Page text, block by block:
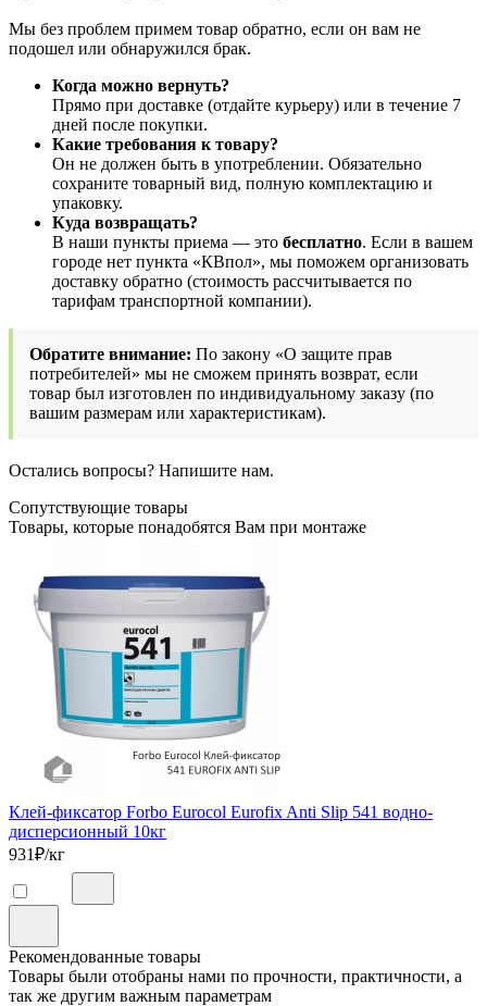
Мы без проблем примем товар обратно, если он вам не
подошел или обнаружился брак.
Когда можно вернуть?
Прямо при доставке (отдайте курьеру) или в течение 7
дней после покупки.
Какие требования к товару?
Он не должен быть в употреблении. Обязательно
сохраните товарный вид, полную комплектацию и
упаковку.
Куда возвращать?
В наши пункты приема — это бесплатно. Если в вашем
городе нет пункта «КВпол», мы поможем организовать
доставку обратно (стоимость рассчитывается по
тарифам транспортной компании).
Обратите внимание: По закону «О защите прав
потребителей» мы не сможем принять возврат, если
товар был изготовлен по индивидуальному заказу (по
вашим размерам или характеристикам).
Остались вопросы? Напишите нам.
Сопутствующие товары
Товары, которые понадобятся Вам при монтаже
Клей-фиксатор Forbo Eurocol Eurofix Anti Slip 541 водно-
дисперсионный 10кг
931₽/кг
Рекомендованные товары
Товары были отобраны нами по прочности, практичности, а
так же другим важным параметрам